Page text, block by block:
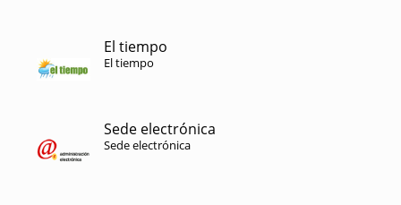
El tiempo
El tiempo
Sede electrónica
Sede electrónica